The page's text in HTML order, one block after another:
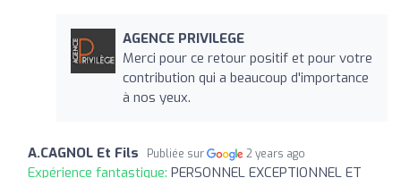
AGENCE PRIVILEGE
Merci pour ce retour positif et pour votre
contribution qui a beaucoup d'importance
à nos yeux.
A.CAGNOL Et Fils Publiée sur 2 years ago
Expérience fantastique: PERSONNEL EXCEPTIONNEL ET